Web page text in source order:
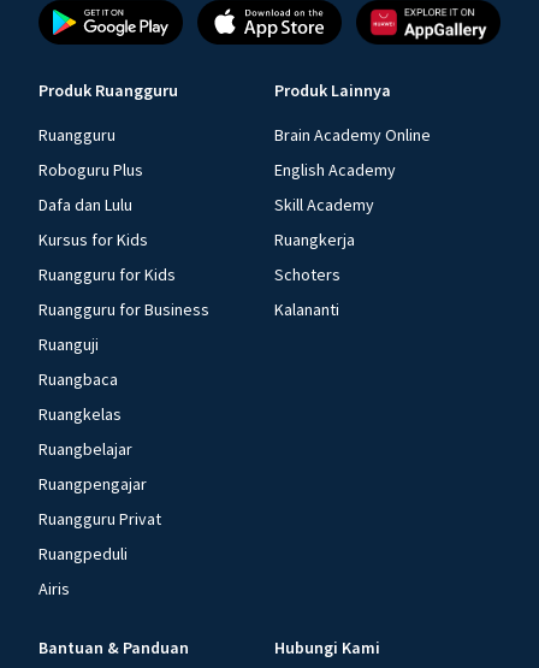
Produk Ruangguru
Ruangguru
Roboguru Plus
Dafa dan Lulu
Kursus for Kids
Ruangguru for Kids
Ruangguru for Business
Ruanguji
Ruangbaca
Ruangkelas
Ruangbelajar
Ruangpengajar
Ruangguru Privat
Ruangpeduli
Airis
Produk Lainnya
Brain Academy Online
English Academy
Skill Academy
Ruangkerja
Schoters
Kalananti
Bantuan & Panduan Hubungi Kami